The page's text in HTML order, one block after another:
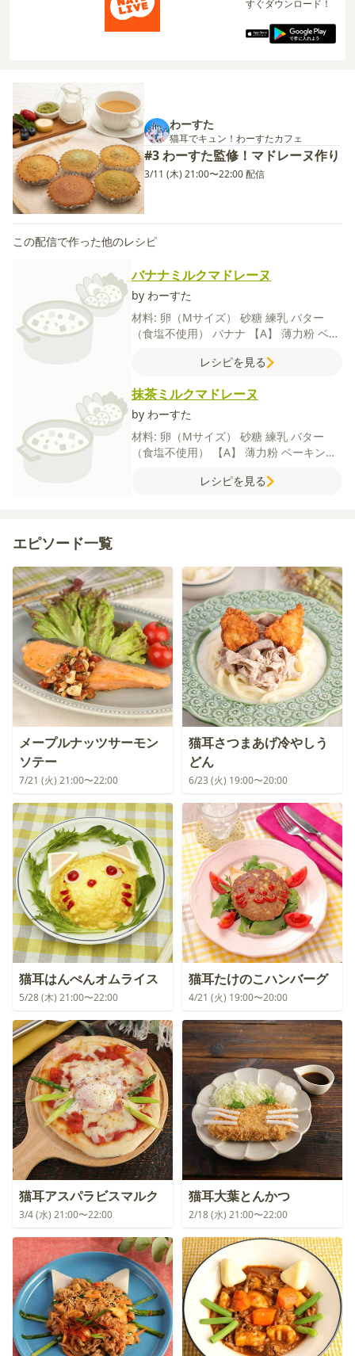
すぐダウンロード！
わーすた
猫耳でキュン！わーすたカフェ
#3 わーすた監修！マドレーヌ作り
3/11 (木) 21:00〜22:00 配信
この配信で作った他のレシピ
バナナミルクマドレーヌ
by わーすた
材料: 卵（Mサイズ） 砂糖 練乳 バター
（食塩不使用） バナナ 【A】 薄力粉 ベー
レシピを見る
抹茶ミルクマドレーヌ
by わーすた
材料: 卵（Mサイズ） 砂糖 練乳 バター
（食塩不使用）
【A】 薄力粉 ベーキング
レシピを見る
エピソード一覧
メープルナッツサーモン
ソテー
7/21 (火) 21:00〜22:00
猫耳さつまあげ冷やしう
どん
6/23 (火) 19:00〜20:00
猫耳はんぺんオムライス
5/28 (木) 21:00〜22:00
猫耳たけのこハンバーグ
4/21 (火) 19:00〜20:00
猫耳アスパラビスマルク
3/4 (水) 21:00〜22:00
猫耳大葉とんかつ
2/18 (水) 21:00〜22:00